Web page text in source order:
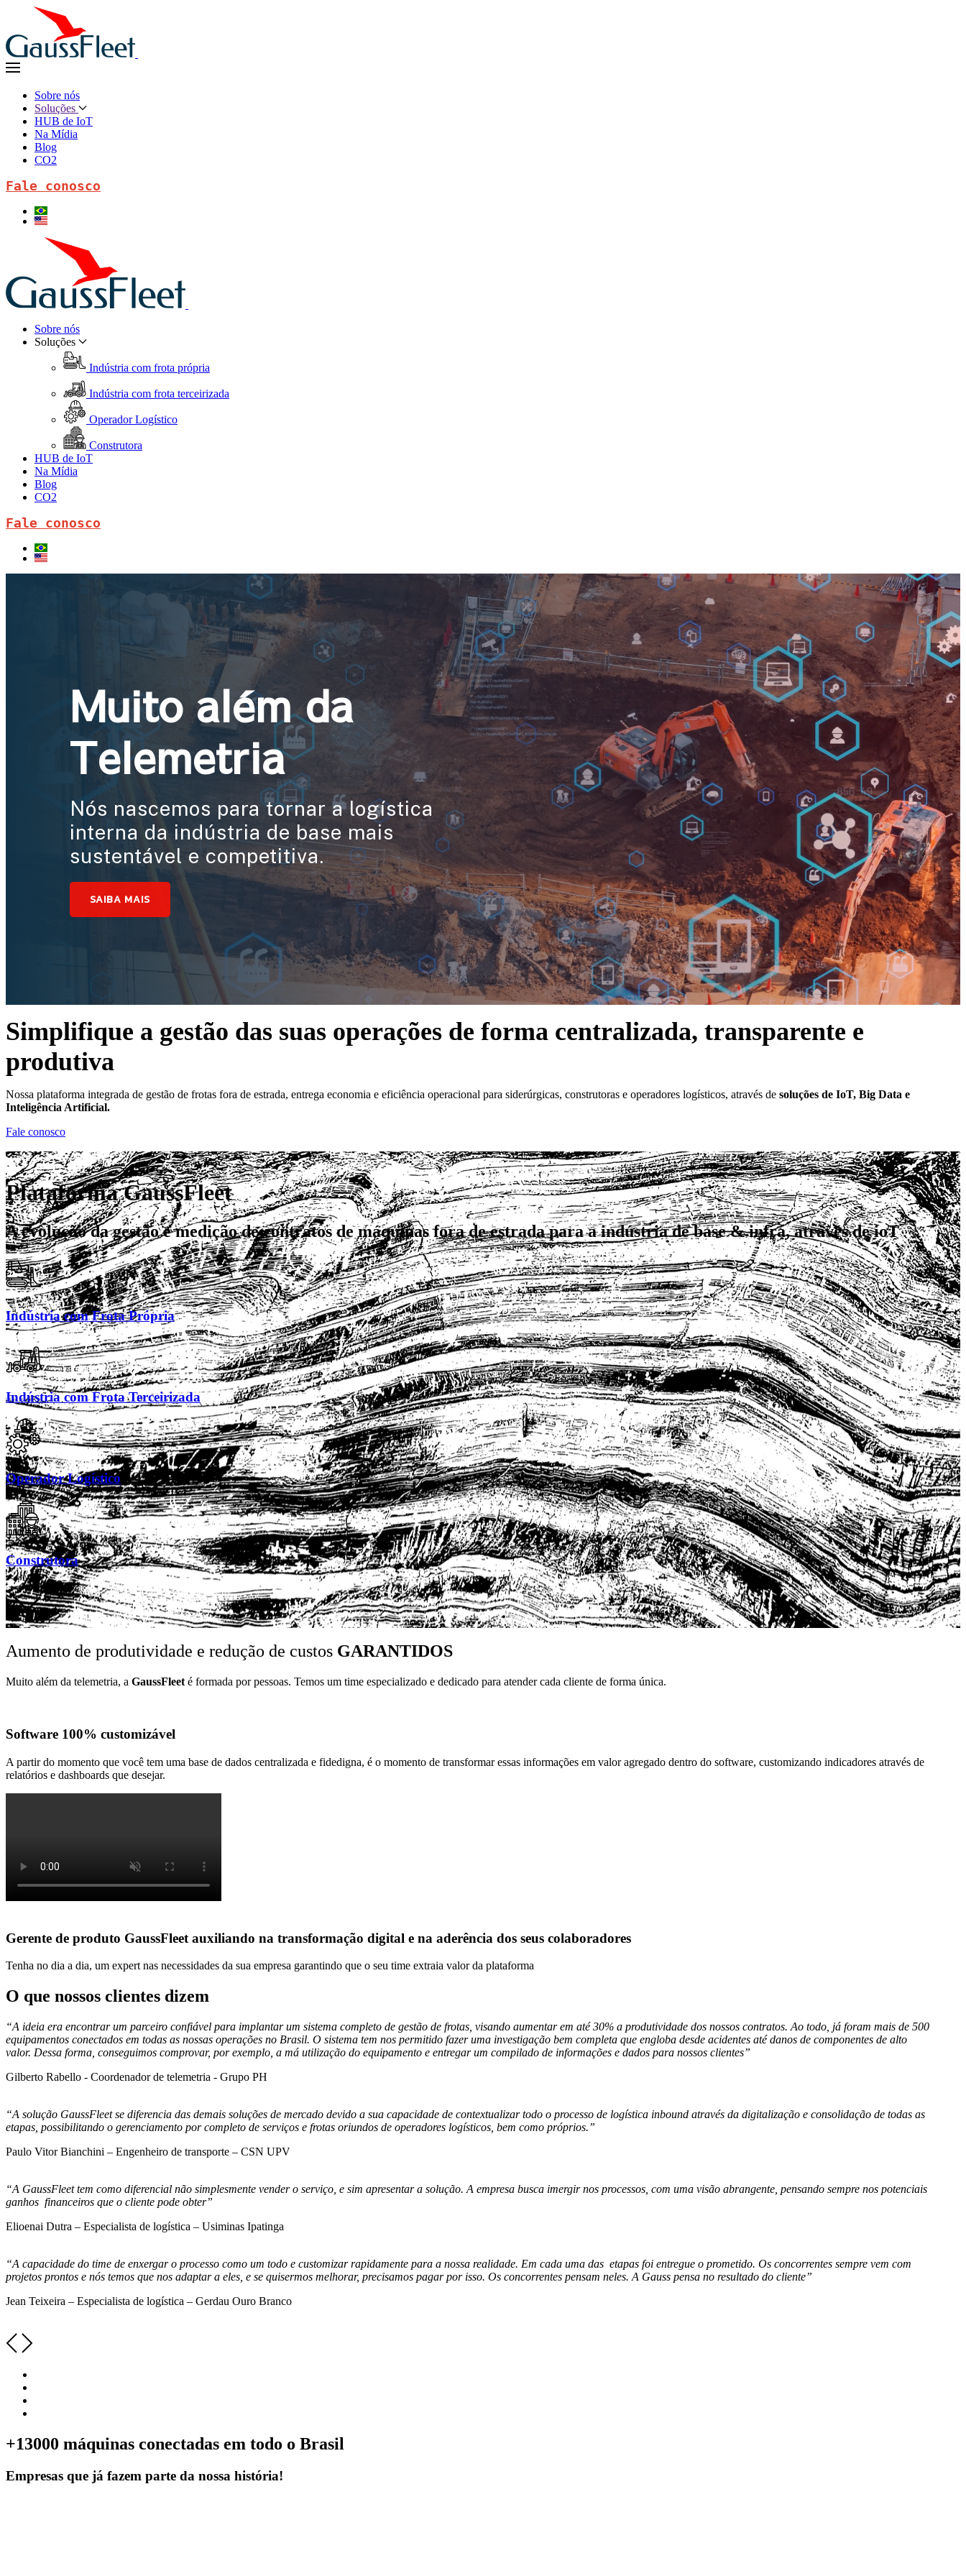
Sobre nós
Soluções
HUB de IoT
Na Mídia
Blog
CO2
Fale conosco
Sobre nós
Soluções
Indústria com frota própria
Indústria com frota terceirizada
Operador Logístico
Construtora
HUB de IoT
Na Mídia
Blog
CO2
Fale conosco
Muito além da
Telemetria
Nós nascemos para tornar a logística
interna da indústria de base mais
sustentável e competitiva.
SAIBA MAIS
Simplifique a gestão das suas operações de forma centralizada, transparente e
produtiva
Nossa plataforma integrada de gestão de frotas fora de estrada, entrega economia e eficiência operacional para siderúrgicas, construtoras e operadores logísticos, através de soluções de IoT, Big Data e
Inteligência Artificial.
Fale conosco
Plataforma GaussFleet
A evolução da gestão e medição de contratos de máquinas fora de estrada para a indústria de base & infra, através de ioT
Indústria com Frota Própria
Indústria com Frota Terceirizada
Operador Logístico
Construtora
Aumento de produtividade e redução de custos GARANTIDOS
Muito além da telemetria, a GaussFleet é formada por pessoas. Temos um time especializado e dedicado para atender cada cliente de forma única.
Software 100% customizável
A partir do momento que você tem uma base de dados centralizada e fidedigna, é o momento de transformar essas informações em valor agregado dentro do software, customizando indicadores através de
relatórios e dashboards que desejar.
Gerente de produto GaussFleet auxiliando na transformação digital e na aderência dos seus colaboradores
Tenha no dia a dia, um expert nas necessidades da sua empresa garantindo que o seu time extraia valor da plataforma
O que nossos clientes dizem
“A ideia era encontrar um parceiro confiável para implantar um sistema completo de gestão de frotas, visando aumentar em até 30% a produtividade dos nossos contratos. Ao todo, já foram mais de 500
equipamentos conectados em todas as nossas operações no Brasil. O sistema tem nos permitido fazer uma investigação bem completa que engloba desde acidentes até danos de componentes de alto
valor. Dessa forma, conseguimos comprovar, por exemplo, a má utilização do equipamento e entregar um compilado de informações e dados para nossos clientes”
Gilberto Rabello - Coordenador de telemetria - Grupo PH
“A solução GaussFleet se diferencia das demais soluções de mercado devido a sua capacidade de contextualizar todo o processo de logística inbound através da digitalização e consolidação de todas as
etapas, possibilitando o gerenciamento por completo de serviços e frotas oriundos de operadores logísticos, bem como próprios.”
Paulo Vitor Bianchini – Engenheiro de transporte – CSN UPV
“A GaussFleet tem como diferencial não simplesmente vender o serviço, e sim apresentar a solução. A empresa busca imergir nos processos, com uma visão abrangente, pensando sempre nos potenciais
ganhos financeiros que o cliente pode obter”
Elioenai Dutra – Especialista de logística – Usiminas Ipatinga
“A capacidade do time de enxergar o processo como um todo e customizar rapidamente para a nossa realidade. Em cada uma das etapas foi entregue o prometido. Os concorrentes sempre vem com
projetos prontos e nós temos que nos adaptar a eles, e se quisermos melhorar, precisamos pagar por isso. Os concorrentes pensam neles. A Gauss pensa no resultado do cliente”
Jean Teixeira – Especialista de logística – Gerdau Ouro Branco
+13000 máquinas conectadas em todo o Brasil
Empresas que já fazem parte da nossa história!